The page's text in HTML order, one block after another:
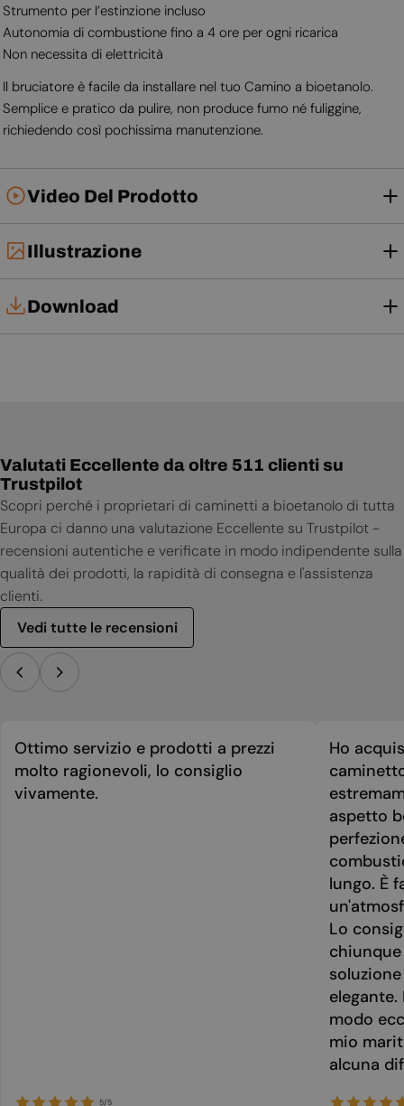
Strumento per l’estinzione incluso
Autonomia di combustione fino a 4 ore per ogni ricarica
Non necessita di elettricità
Il bruciatore è facile da installare nel tuo Camino a bioetanolo.
Semplice e pratico da pulire, non produce fumo né fuliggine,
richiedendo così pochissima manutenzione.
Video Del Prodotto
Illustrazione
Download
Valutati Eccellente da oltre 511 clienti su
Trustpilot
Scopri perché i proprietari di caminetti a bioetanolo di tutta
Europa ci danno una valutazione Eccellente su Trustpilot -
recensioni autentiche e verificate in modo indipendente sulla
qualità dei prodotti, la rapidità di consegna e l'assistenza
clienti.
Vedi tutte le recensioni
Ottimo servizio e prodotti a prezzi
molto ragionevoli, lo consiglio
vivamente.
5/5
Ho
aspetto
lungo. È
Lo
modo
mio
alcuna